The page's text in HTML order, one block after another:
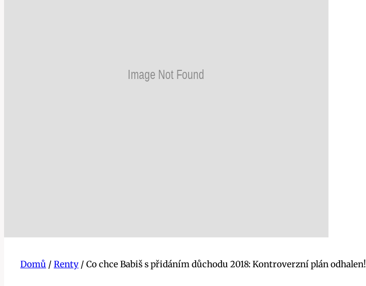
Domů / Renty / Co chce Babiš s přidáním důchodu 2018: Kontroverzní plán odhalen!